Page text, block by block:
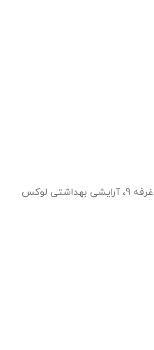
کرمانشاه، پاوه، نوسود بازارچه مرزی غرفه 9، آرایشی بهداشتی لوکس